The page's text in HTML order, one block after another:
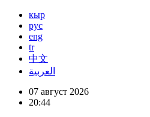
кыр
рус
eng
tr
中文
العربية
07 август 2026
20:44